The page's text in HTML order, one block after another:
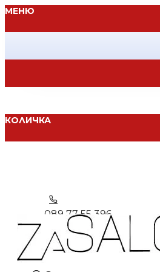
МЕНЮ
КОЛИЧКА
089 77 55 396
Вход